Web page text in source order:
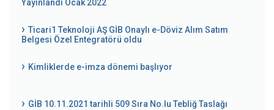
Yayınlandı Ocak 2022
Ticari1 Teknoloji AŞ GİB Onaylı e-Döviz Alım Satım
Belgesi Özel Entegratörü oldu
Kimliklerde e-imza dönemi başlıyor
GİB 10.11.2021 tarihli 509 Sıra No.lu Tebliğ Taslağı